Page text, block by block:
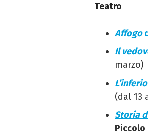
Teatro
Affogo
Il
marzo)
(dal 13
Storia